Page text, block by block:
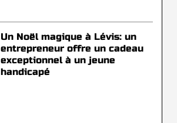
Un Noël magique à Lévis: un
entrepreneur offre un cadeau
exceptionnel à un jeune
handicapé